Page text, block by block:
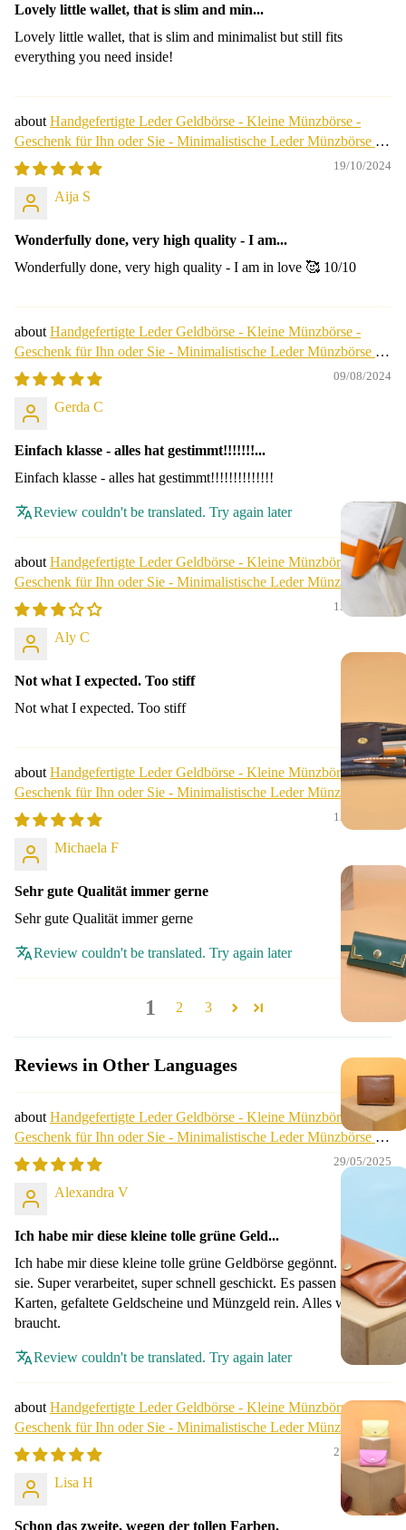
Lovely little wallet, that is slim and min...
Lovely little wallet, that is slim and minimalist but still fits
everything you need inside!
Handgefertigte Leder Geldbörse - Kleine Münzbörse -
Geschenk für Ihn oder Sie - Minimalistische Leder Münzbörse -
Geburtstagsgeschenk.
19/10/2024
Aija S
Wonderfully done, very high quality - I am...
Wonderfully done, very high quality - I am in love 🥰 10/10
Handgefertigte Leder Geldbörse - Kleine Münzbörse -
Geschenk für Ihn oder Sie - Minimalistische Leder Münzbörse -
Geburtstagsgeschenk.
09/08/2024
Gerda C
Einfach klasse - alles hat gestimmt!!!!!!!...
Einfach klasse - alles hat gestimmt!!!!!!!!!!!!!!
Review couldn't be translated. Try again later
Handgefertigte Leder Geldbörse - Kleine Münzbörse -
Geschenk für Ihn oder Sie - Minimalistische Leder Münzbörse -
Geburtstagsgeschenk.
15/06/2024
Aly C
Not what I expected. Too stiff
Not what I expected. Too stiff
Handgefertigte Leder Geldbörse - Kleine Münzbörse -
Geschenk für Ihn oder Sie - Minimalistische Leder Münzbörse -
Geburtstagsgeschenk.
15/12/2023
Michaela F
Sehr gute Qualität immer gerne
Sehr gute Qualität immer gerne
Review couldn't be translated. Try again later
1 2 3
Reviews in Other Languages
Handgefertigte Leder Geldbörse - Kleine Münzbörse -
Geschenk für Ihn oder Sie - Minimalistische Leder Münzbörse -
Geburtstagsgeschenk.
29/05/2025
Alexandra V
Ich habe mir diese kleine tolle grüne Geld...
Ich habe mir diese kleine tolle grüne Geldbörse gegönnt. Ich liebe
sie. Super verarbeitet, super schnell geschickt. Es passen meine 6
Karten, gefaltete Geldscheine und Münzgeld rein. Alles was man
braucht.
Review couldn't be translated. Try again later
Handgefertigte Leder Geldbörse - Kleine Münzbörse -
Geschenk für Ihn oder Sie - Minimalistische Leder Münzbörse -
Geburtstagsgeschenk.
27/07/2024
Lisa H
Schon das zweite, wegen der tollen Farben.